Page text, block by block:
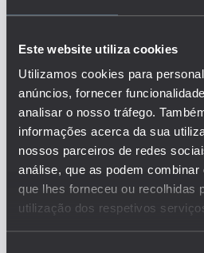
Este website utiliza cookies
Utilizamos cookies para
anúncios, fornecer
analisar o nosso tráfego.
informações acerca da sua
nossos parceiros de redes
análise, que as podem
que lhes forneceu ou recolhidas
utilização dos respetivos
Os dados referem-se ao
de docentes em exercício
ensino superior por
instituição.
Este é um dos
conjunto que responde